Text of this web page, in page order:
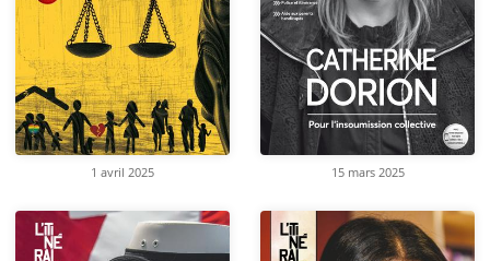
1 avril 2025 15 mars 2025